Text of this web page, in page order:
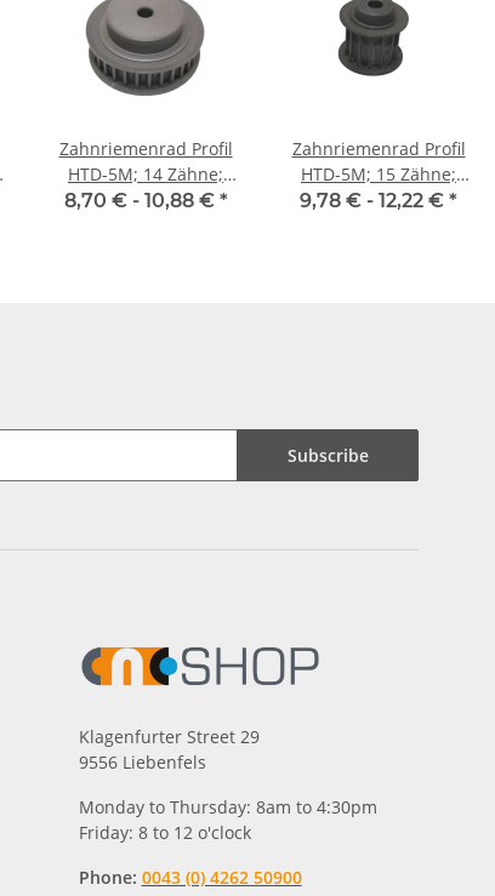
Zahnriemenrad Profil
HTD-5M; 14 Zähne;
Riemenbreite 9 mm
8,70 € - 10,88 € *
Zahnriemenrad Profil
HTD-5M; 15 Zähne;
Riemenbreite 15 mm
9,78 € - 12,22 € *
Subscribe
Klagenfurter Street 29
9556 Liebenfels
Monday to Thursday: 8am to 4:30pm
Friday: 8 to 12 o'clock
Phone: 0043 (0) 4262 50900